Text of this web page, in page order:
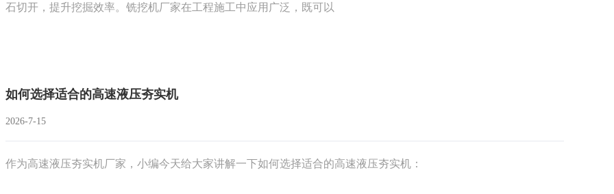
石切开，提升挖掘效率。铣挖机厂家在工程施工中应用广泛，既可以
如何选择适合的高速液压夯实机
2026-7-15
作为高速液压夯实机厂家，小编今天给大家讲解一下如何选择适合的高速液压夯实机：